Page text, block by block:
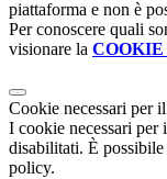
piattaforma e non è
Per conoscere quali
visionare la
Cookie necessari per
I cookie necessari per
disabilitati. È
policy.